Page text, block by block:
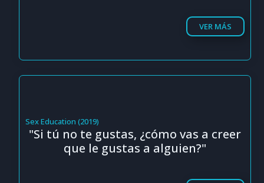
VER MÁS
Sex Education (2019)
"Si tú no te gustas, ¿cómo vas a creer
que le gustas a alguien?"